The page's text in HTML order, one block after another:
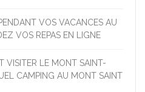
VOS VACANCES AU
VOS REPAS EN LIGNE
VISITER LE MONT SAINT-
CAMPING AU MONT SAINT